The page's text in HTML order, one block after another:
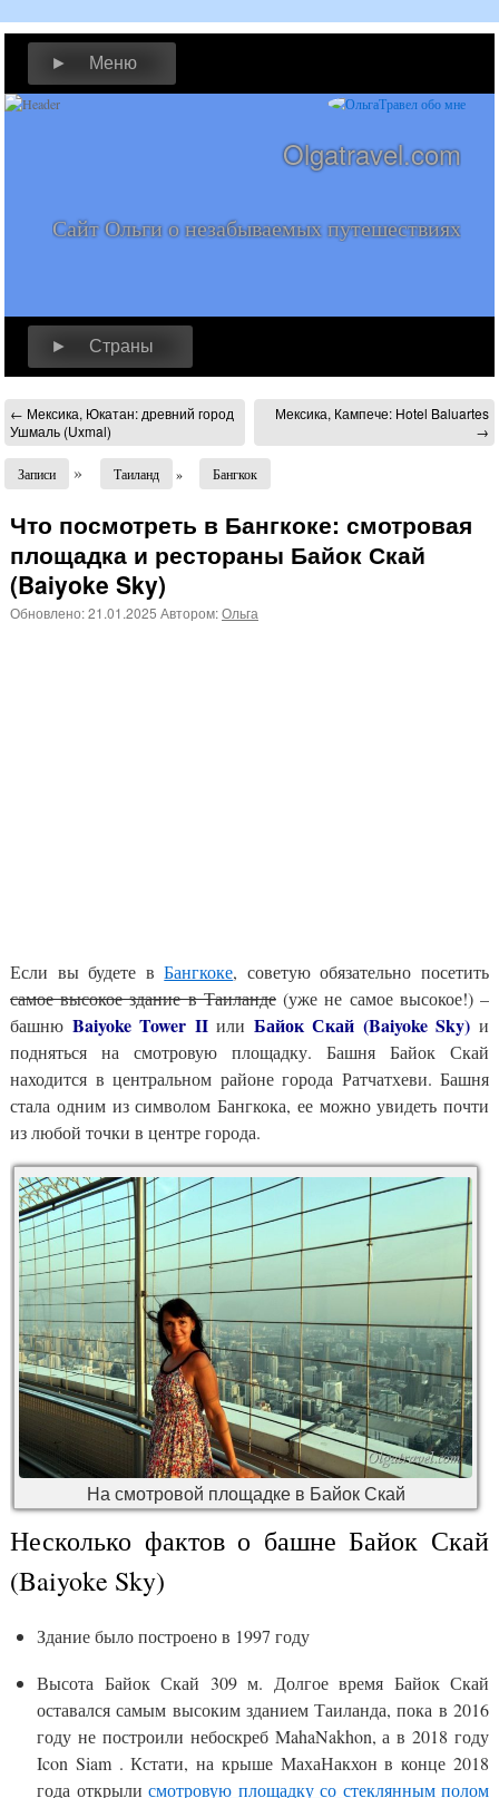
► Меню
Olgatravel.com
Сайт Ольги о незабываемых путешествиях
► Страны
← Мексика, Юкатан: древний город
Ушмаль (Uxmal)
Мексика, Кампече: Hotel Baluartes
→
Записи » Таиланд » Бангкок
Что посмотреть в Бангкоке: смотровая
площадка и рестораны Байок Скай
(Baiyoke Sky)
Обновлено:21.01.2025 Автором:Ольга
Если вы будете вБангкоке, советую обязательно посетить
самое высокое здание в Таиланде(уже не самое высокое!) –
башню Baiyoke Tower IIили Байок Скай (Baiyoke Sky) и
подняться на смотровую площадку. Башня Байок Скай
находится в центральном районе города Ратчатхеви. Башня
стала одним из символом Бангкока, ее можно увидеть почти
из любой точки в центре города.
На смотровой площадке в Байок Скай
Несколько фактов о башне Байок Скай
(Baiyoke Sky)
Здание было построено в 1997 году
Высота Байок Скай 309 м. Долгое время Байок Скай
оставался самым высоким зданием Таиланда, пока в 2016
году не построили небоскреб MahaNakhon, а в 2018 году
Icon Siam . Кстати, на крыше МахаНакхон в конце 2018
года открыли смотровую площадку со стеклянным полом